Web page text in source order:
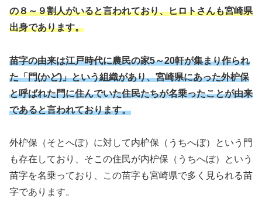
の８～９割人がいると言われており、ヒロトさんも宮崎県
出身であります。
苗字の由来は江戸時代に農民の家5～20軒が集まり作られ
た「門(かど)」という組織があり、宮崎県にあった外枦保
と呼ばれた門に住んでいた住民たちが名乗ったことが由来
であると言われております。
外枦保（そとへぼ）に対して内枦保（うちへぼ）という門
も存在しており、そこの住民が内枦保（うちへぼ）という
苗字を名乗っており、この苗字も宮崎県で多く見られる苗
字であります。